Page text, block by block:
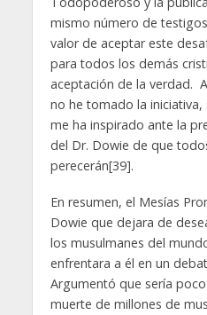
mismo número de
valor de aceptar este
para todos los demás
aceptación de la verdad.
no he tomado la
me ha inspirado ante la
del Dr. Dowie de que
perecerán[39].
En resumen, el Mesías
Dowie que dejara de
los musulmanes del
enfrentara a él en un
Argumentó que sería
muerte de millones de